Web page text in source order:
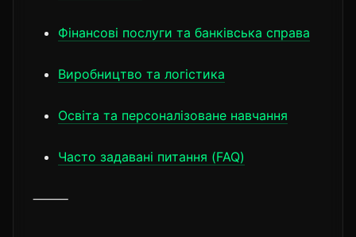
Фінансові послуги та банківська справа
Виробництво та логістика
Освіта та персоналізоване навчання
Часто задавані питання (FAQ)
⸻